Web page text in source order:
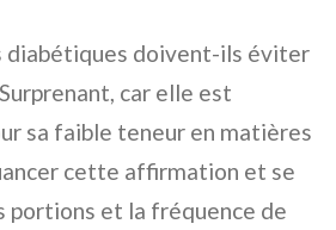
diabétiques doivent-ils éviter
car elle est
sa faible teneur en matières
cette affirmation et se
portions et la fréquence de